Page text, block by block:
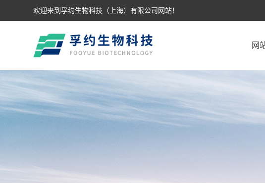
欢迎来到孚约生物科技（上海）有限公司网站！
网